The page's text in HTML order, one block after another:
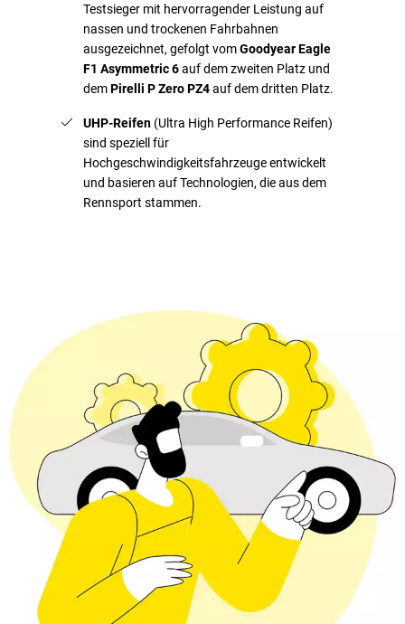
Testsieger mit hervorragender Leistung auf
nassen und trockenen Fahrbahnen
ausgezeichnet, gefolgt vomGoodyear Eagle
F1 Asymmetric 6auf dem zweiten Platz und
demPirelli P Zero PZ4auf dem dritten Platz.
UHP-Reifen (Ultra High Performance Reifen)
sind speziell für
Hochgeschwindigkeitsfahrzeuge entwickelt
und basieren auf Technologien, die aus dem
Rennsport stammen.